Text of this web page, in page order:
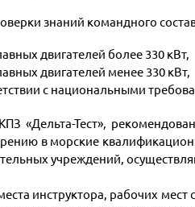
знаний командного
двигателей более 330 кВт,
двигателей менее 330 кВт,
с национальными
«Дельта-Тест»,
в морские
учреждений,
инструктора, рабочих